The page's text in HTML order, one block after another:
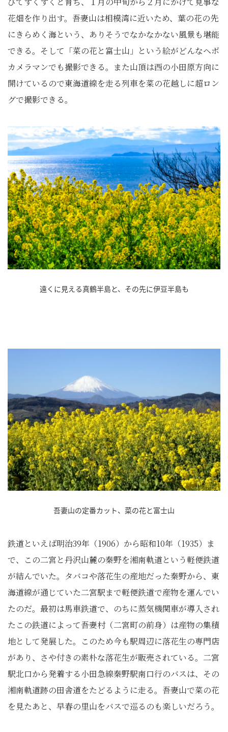
花畑を作り出す。吾妻山は相模湾に近いため、葉の花の先
にきらめく海という、ありそうでなかなかない風景も堪能
できる。そして「菜の花と富士山」という絵がどんなヘボ
カメラマンでも撮影できる。また山頂は西の小田原方向に
開けているので東海道線を走る列車を菜の花越しに超ロン
グで撮影できる。
遠くに見える真鶴半島と、その先に伊豆半島も
吾妻山の定番カット、菜の花と富士山
鉄道といえば明治39年（1906）から昭和10年（1935）ま
で、この二宮と丹沢山麓の秦野を湘南軌道という軽便鉄道
が結んでいた。タバコや落花生の産地だった秦野から、東
海道線が通じていた二宮駅まで軽便鉄道で産物を運んでい
たのだ。最初は馬車鉄道で、のちに蒸気機関車が導入され
たこの鉄道によって吾妻村（二宮町の前身）は産物の集積
地として発展した。このため今も駅周辺に落花生の専門店
があり、さや付きの素朴な落花生が販売されている。二宮
駅北口から発着する小田急線秦野駅南口行のバスは、その
湘南軌道跡の田舎道をたどるように走る。吾妻山で菜の花
を見たあと、早春の里山をバスで巡るのも楽しいだろう。